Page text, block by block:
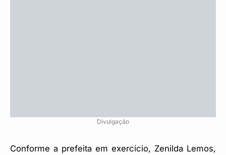
Divulgação
Conforme a prefeita em exercício, Zenilda Lemos,